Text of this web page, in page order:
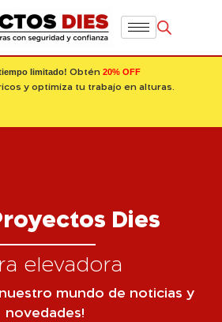
limitado! Obtén 20% OFF
y optimiza tu trabajo en alturas.
Dies
elevadora
nuestro mundo de noticias y
novedades!